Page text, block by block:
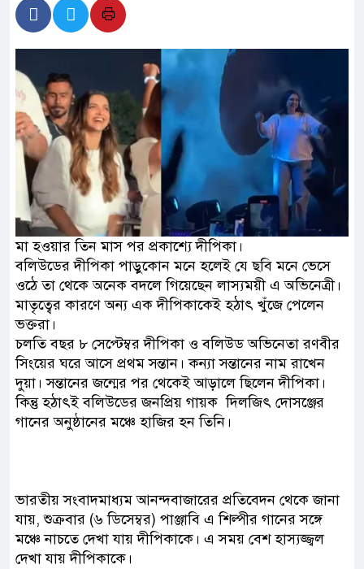
মা হওয়ার তিন মাস পর প্রকাশ্যে দীপিকা।
বলিউডের দীপিকা পাড়ুকোন মনে হলেই যে ছবি মনে ভেসে
ওঠে তা থেকে অনেক বদলে গিয়েছেন লাস্যময়ী এ অভিনেত্রী।
মাতৃত্বের কারণে অন্য এক দীপিকাকেই হঠাৎ খুঁজে পেলেন
ভক্তরা।
চলতি বছর ৮ সেপ্টেম্বর দীপিকা ও বলিউড অভিনেতা রণবীর
সিংয়ের ঘরে আসে প্রথম সন্তান। কন্যা সন্তানের নাম রাখেন
দুয়া। সন্তানের জন্মের পর থেকেই আড়ালে ছিলেন দীপিকা।
কিন্তু হঠাৎই বলিউডের জনপ্রিয় গায়ক দিলজিৎ দোসঞ্জের
গানের অনুষ্ঠানের মঞ্চে হাজির হন তিনি।
ভারতীয় সংবাদমাধ্যম আনন্দবাজারের প্রতিবেদন থেকে জানা
যায়, শুক্রবার (৬ ডিসেম্বর) পাঞ্জাবি এ শিল্পীর গানের সঙ্গে
মঞ্চে নাচতে দেখা যায় দীপিকাকে। এ সময় বেশ হাস্যজ্জ্বল
দেখা যায় দীপিকাকে।